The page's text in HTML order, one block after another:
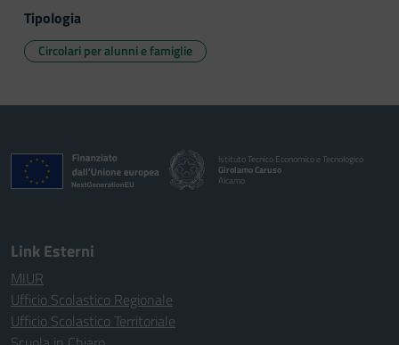
Tipologia
Circolari per alunni e famiglie
Istituto Tecnico Economico e Tecnologico
Girolamo Caruso
Alcamo
Link Esterni
MIUR
Ufficio Scolastico Regionale
Ufficio Scolastico Territoriale